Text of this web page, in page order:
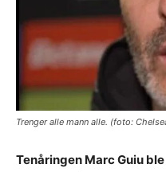
Trenger alle mann alle. (foto:
Tenåringen Marc Guiu